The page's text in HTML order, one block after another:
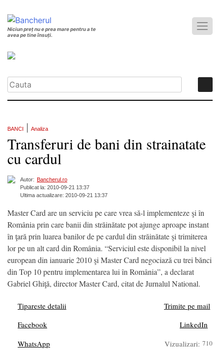
Niciun preț nu e prea mare pentru a te
avea pe tine însuți.
BANCI Analiza
Transferuri de bani din strainatate
cu cardul
Autor: Bancherul.ro
Publicat la: 2010-09-21 13:37
Ultima actualizare: 2010-09-21 13:37
Master Card are un serviciu pe care vrea să-l implementeze şi în
România prin care banii din străinătate pot ajunge aproape instant
în ţară prin luarea banilor de pe cardul din străinătate şi trimiterea
lor pe un alt card din România. “Serviciul este disponibil la nivel
european din ianuarie 2010 şi Master Card negociază cu trei bănci
din Top 10 pentru implementarea lui în România”, a declarat
Gabriel Ghiţă, director Master Card, citat de Jurnalul National.
Tipareste detalii
Trimite pe mail
Facebook
LinkedIn
WhatsApp
Vizualizari: 710